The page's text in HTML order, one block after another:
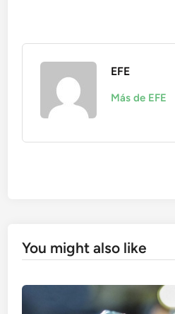
EFE
Más de EFE
You might also like